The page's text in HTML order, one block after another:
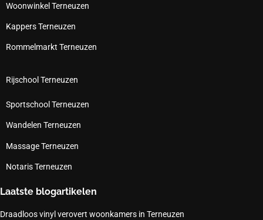
Woonwinkel Terneuzen
Kappers Terneuzen
Rommelmarkt Terneuzen
Rijschool Terneuzen
Sportschool Terneuzen
Wandelen Terneuzen
Massage Terneuzen
Notaris Terneuzen
Laatste blogartikelen
Draadloos vinyl verovert woonkamers in Terneuzen